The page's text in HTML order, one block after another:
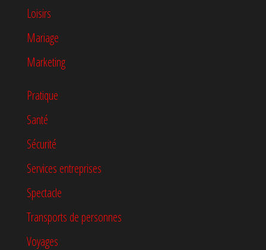
Loisirs
Mariage
Marketing
Pratique
Santé
Sécurité
Services entreprises
Spectacle
Transports de personnes
Voyages